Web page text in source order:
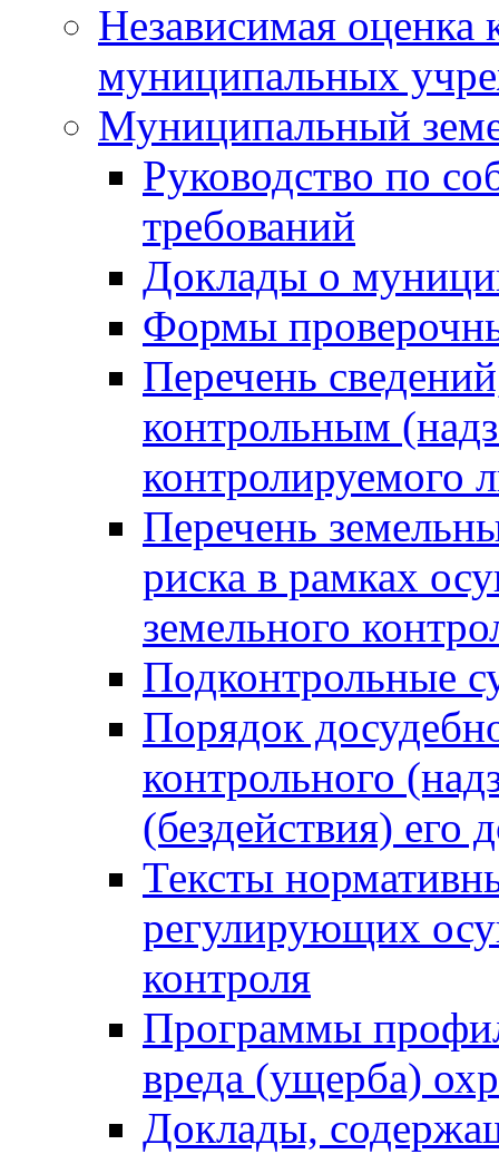
Независимая оценка
муниципальных
Муниципальный
Руководство по
требований
Доклады о
Формы
Перечень
контрольным
контролируемого
Перечень
риска в рамках
земельного
Подконтрольные
Порядок
контрольного
(бездействия)
Тексты
регулирующих
контроля
Программы
вреда (ущерба)
Доклады,